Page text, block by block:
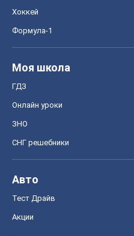
Хоккей
Формула-1
Моя школа
ГДЗ
Онлайн уроки
ЗНО
СНГ решебники
Авто
Тест Драйв
Акции